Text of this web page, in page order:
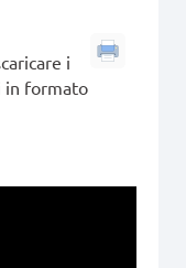
i
in formato